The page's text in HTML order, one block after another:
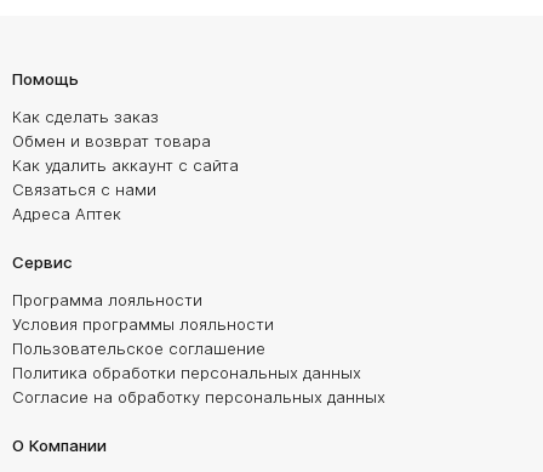
Помощь
Как сделать заказ
Обмен и возврат товара
Как удалить аккаунт с сайта
Связаться с нами
Адреса Аптек
Сервис
Программа лояльности
Условия программы лояльности
Пользовательское соглашение
Политика обработки персональных данных
Согласие на обработку персональных данных
О Компании